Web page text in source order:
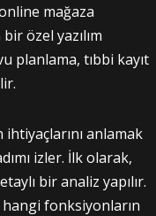
mağaza
özel yazılım
planlama, tıbbi kayıt
anlamak
izler. İlk olarak,
bir analiz yapılır.
hangi fonksiyonların